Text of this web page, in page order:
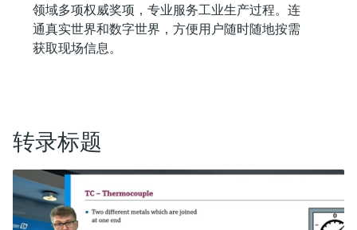
领域多项权威奖项，专业服务工业生产过程。连
通真实世界和数字世界，方便用户随时随地按需
获取现场信息。
转录标题